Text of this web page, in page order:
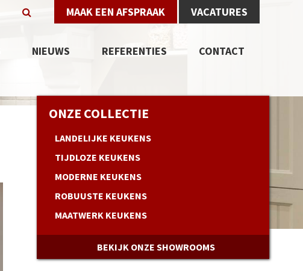
MAAK EEN AFSPRAAK VACATURES
NIEUWS REFERENTIES CONTACT
ONZE COLLECTIE
LANDELIJKE KEUKENS
TIJDLOZE KEUKENS
MODERNE KEUKENS
ROBUUSTE KEUKENS
MAATWERK KEUKENS
BEKIJK ONZE SHOWROOMS